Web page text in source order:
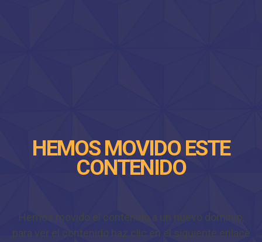
HEMOS MOVIDO ESTE
CONTENIDO
Hemos movido el contenido a un nuevo dominio,
para ver el contenido haz clic en el siguiente enlace